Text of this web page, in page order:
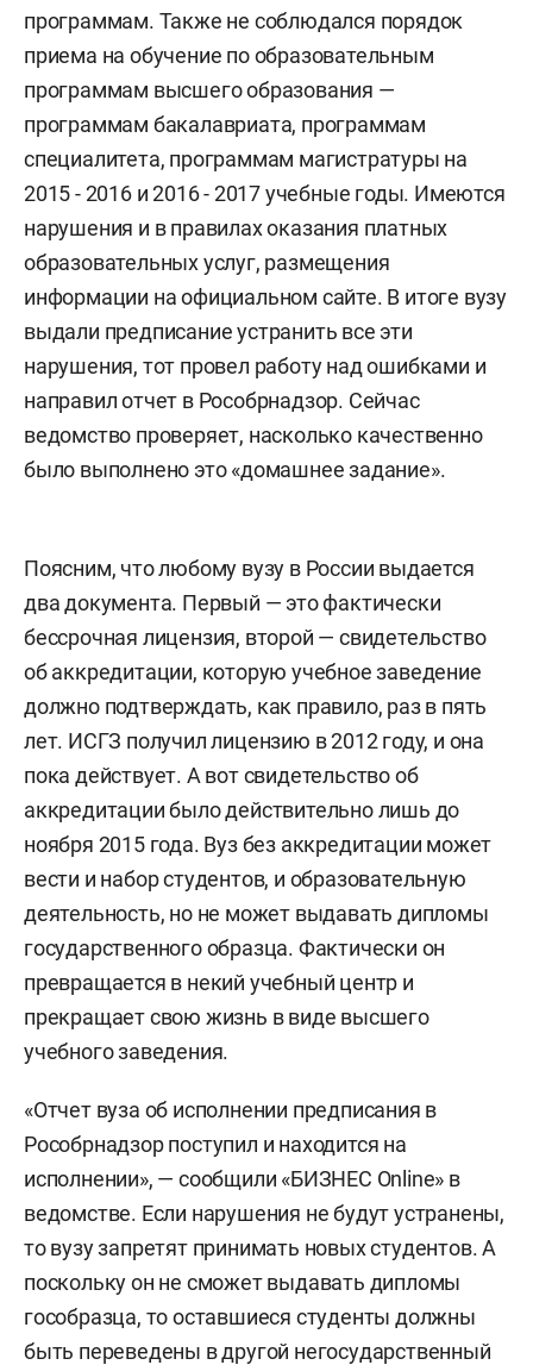
программам. Также не соблюдался порядок
приема на обучение по образовательным
программам высшего образования —
программам бакалавриата, программам
специалитета, программам магистратуры на
2015 - 2016 и 2016 - 2017 учебные годы. Имеются
нарушения и в правилах оказания платных
образовательных услуг, размещения
информации на официальном сайте. В итоге вузу
выдали предписание устранить все эти
нарушения, тот провел работу над ошибками и
направил отчет в Рособрнадзор. Сейчас
ведомство проверяет, насколько качественно
было выполнено это «домашнее задание».
Поясним, что любому вузу в России выдается
два документа. Первый — это фактически
бессрочная лицензия, второй — свидетельство
об аккредитации, которую учебное заведение
должно подтверждать, как правило, раз в пять
лет. ИСГЗ получил лицензию в 2012 году, и она
пока действует. А вот свидетельство об
аккредитации было действительно лишь до
ноября 2015 года. Вуз без аккредитации может
вести и набор студентов, и образовательную
деятельность, но не может выдавать дипломы
государственного образца. Фактически он
превращается в некий учебный центр и
прекращает свою жизнь в виде высшего
учебного заведения.
«Отчет вуза об исполнении предписания в
Рособрнадзор поступил и находится на
исполнении», — сообщили «БИЗНЕС Online» в
ведомстве. Если нарушения не будут устранены,
то вузу запретят принимать новых студентов. А
поскольку он не сможет выдавать дипломы
гособразца, то оставшиеся студенты должны
быть переведены в другой негосударственный